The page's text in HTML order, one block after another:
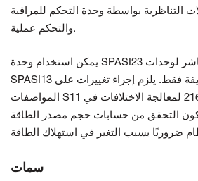
التناظرية بواسطة وحدة التحكم للمراقبة
والتحكمعملية.
يمكن استخدام وحدة SPASI23 كبديل مباشر لوحدات SPASI03 أو
SPASI13 مع تعديلات طفيفة فقط. يلزم إجراء تغييرات على
المواصفات S11 في رمز الوظيفة 216 لمعالجة الاختلافات في
يكون التحقق من حسابات حجم مصدر الطاقة
سمات